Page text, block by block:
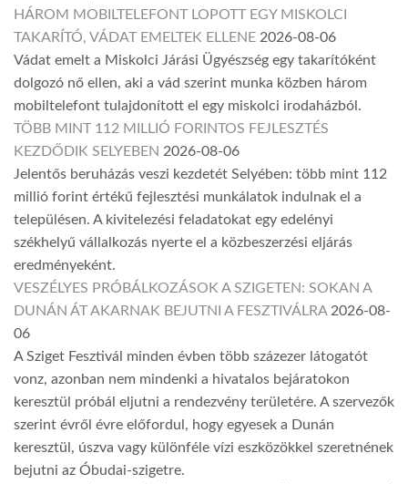
HÁROM MOBILTELEFONT LOPOTT EGY MISKOLCI
TAKARÍTÓ, VÁDAT EMELTEK ELLENE 2026-08-06
Vádat emelt a Miskolci Járási Ügyészség egy takarítóként
dolgozó nő ellen, aki a vád szerint munka közben három
mobiltelefont tulajdonított el egy miskolci irodaházból.
TÖBB MINT 112 MILLIÓ FORINTOS FEJLESZTÉS
KEZDŐDIK SELYEBEN 2026-08-06
Jelentős beruházás veszi kezdetét Selyében: több mint 112
millió forint értékű fejlesztési munkálatok indulnak el a
településen. A kivitelezési feladatokat egy edelényi
székhelyű vállalkozás nyerte el a közbeszerzési eljárás
eredményeként.
VESZÉLYES PRÓBÁLKOZÁSOK A SZIGETEN: SOKAN A
DUNÁN ÁT AKARNAK BEJUTNI A FESZTIVÁLRA 2026-08-
06
A Sziget Fesztivál minden évben több százezer látogatót
vonz, azonban nem mindenki a hivatalos bejáratokon
keresztül próbál eljutni a rendezvény területére. A szervezők
szerint évről évre előfordul, hogy egyesek a Dunán
keresztül, úszva vagy különféle vízi eszközökkel szeretnének
bejutni az Óbudai-szigetre.